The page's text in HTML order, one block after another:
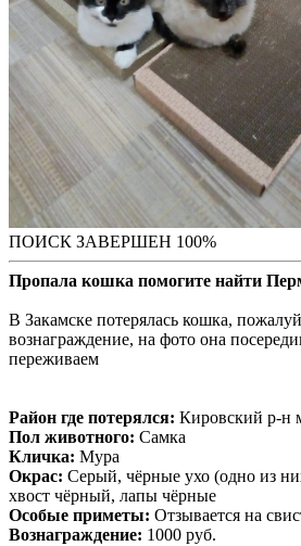
ПОИСК ЗАВЕРШЕН 100%
Пропала кошка помогите найти
В Закамске потерялась кошка,
вознаграждение, на фото она
переживаем
Район где потерялся: Кировский р-н
Пол животного: Самка
Кличка: Мура
Окрас: Серый, чёрные ухо (одно из
хвост чёрный, лапы чёрные
Особые приметы: Отзывается на
Вознаграждение: 1000 руб.